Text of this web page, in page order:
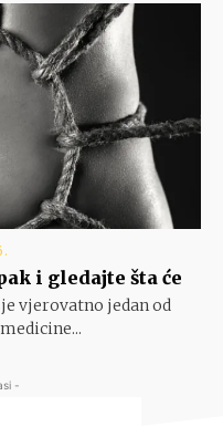
i gledajte šta će
vjerovatno jedan od
-